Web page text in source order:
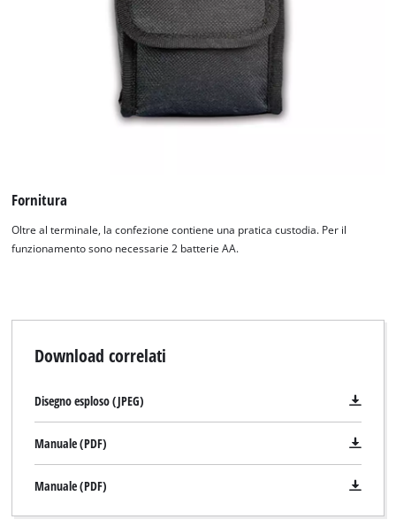
Fornitura
Oltre al terminale, la confezione contiene una pratica custodia. Per il
funzionamento sono necessarie 2 batterie AA.
Download correlati
Disegno esploso (JPEG)
Manuale (PDF)
Manuale (PDF)